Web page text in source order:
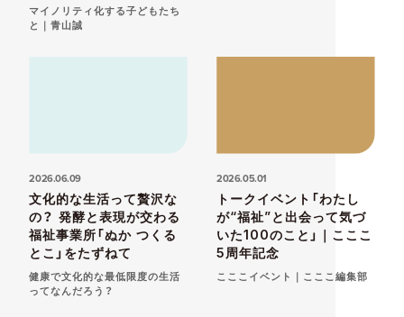
マイノリティ化する子どもたち
と｜青山誠
2026.06.09
文化的な生活って贅沢な
の？ 発酵と表現が交わる
福祉事業所「ぬか つくる
とこ」をたずねて
健康で文化的な最低限度の生活
ってなんだろう？
2026.05.01
トークイベント「わたし
が“福祉”と出会って気づ
いた100のこと」｜こここ
5周年記念
こここイベント｜こここ編集部